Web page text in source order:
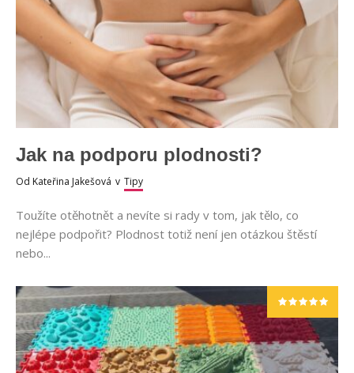
Jak na podporu plodnosti?
Od Kateřina Jakešová v Tipy
Toužíte otěhotnět a nevíte si rady v tom, jak tělo, co
nejlépe podpořit? Plodnost totiž není jen otázkou štěstí
nebo...